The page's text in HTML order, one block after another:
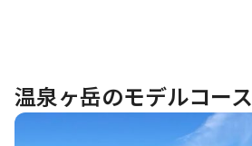
温泉ヶ岳のモデルコース